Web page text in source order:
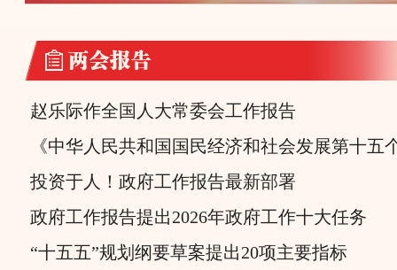
赵乐际作全国人大常委会工作报告
《中华人民共和国国民经济和社会发展第十五
投资于人！政府工作报告最新部署
政府工作报告提出2026年政府工作十大任务
“十五五”规划纲要草案提出20项主要指标